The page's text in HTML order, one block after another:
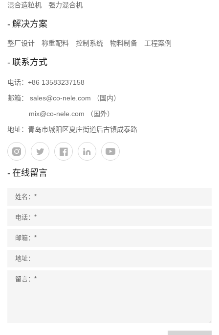
混合造粒机 强力混合机
解决方案
整厂设计 称重配料 控制系统 物料制备 工程案例
联系方式
电话： +86 13583237158
邮箱： sales@co-nele.com （国内）
mix@co-nele.com （国外）
地址：青岛市城阳区夏庄街道后古镇成泰路
在线留言